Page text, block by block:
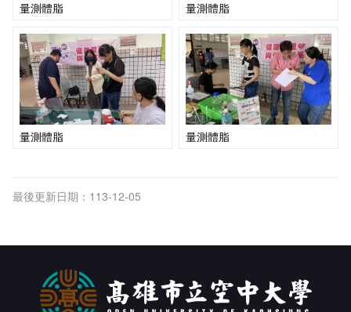
量測體脂 量測體脂
量測體脂 量測體脂
最後更新日期：113-12-05